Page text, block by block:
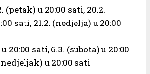
(petak) u 20:00 sati, 20.2.
sati, 21.2. (nedjelja) u 20:00
20:00 sati, 6.3. (subota) u 20:00
u 20:00 sati